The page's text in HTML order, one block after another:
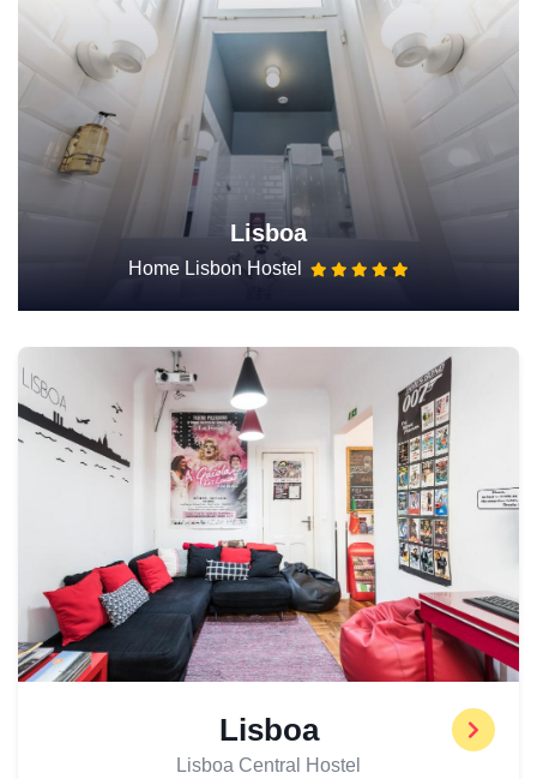
Lisboa
Home Lisbon Hostel
Lisboa
Lisboa Central Hostel